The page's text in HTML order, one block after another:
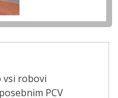
vsi robovi
PCV